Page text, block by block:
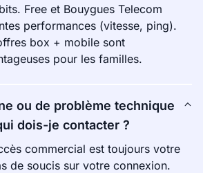
Free et Bouygues Telecom
performances (vitesse, ping).
box + mobile sont
pour les familles.
ou de problème technique
dois-je contacter ?
commercial est toujours votre
de soucis sur votre connexion.